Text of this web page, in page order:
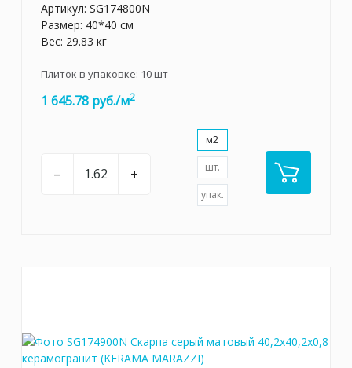
Артикул: SG174800N
Размер: 40*40 см
Вес: 29.83 кг
Плиток в упаковке: 10шт
1 645.78 руб./м2
– +
м2
шт.
упак.